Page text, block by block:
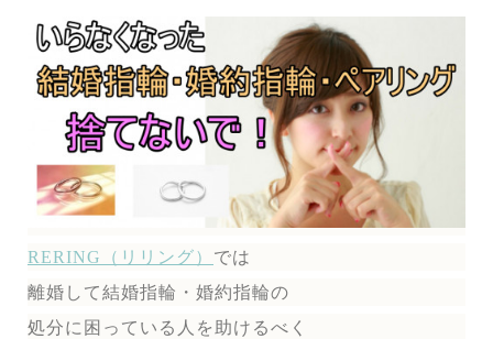
RERING（リリング） では
離婚して結婚指輪・婚約指輪の
処分に困っている人を助けるべく